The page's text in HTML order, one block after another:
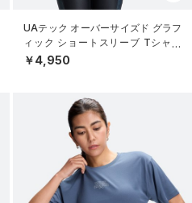
UAテック オーバーサイズド グラフ
ィック ショートスリーブ Tシャツ
（トレーニング/WOMEN）
￥4,950